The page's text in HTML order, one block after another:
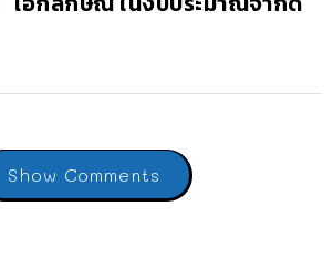
Show Comments